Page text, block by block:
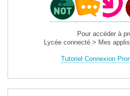
Pour accéder à
Lycée connecté > Mes
Tutoriel Connexion